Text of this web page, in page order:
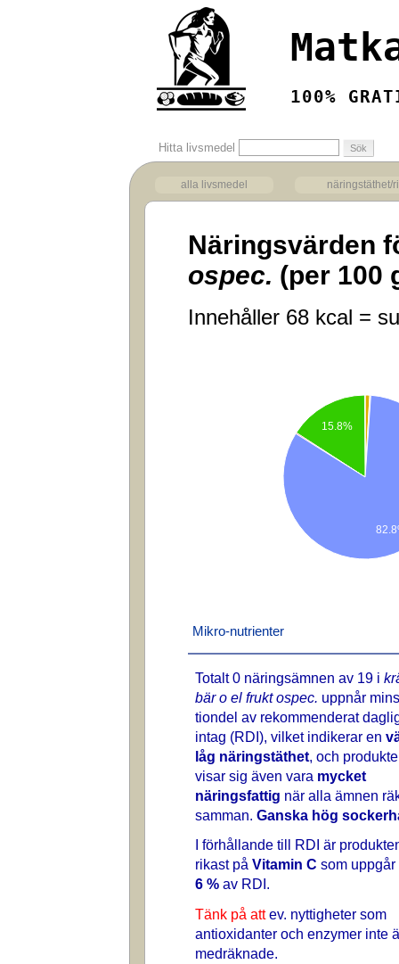
100%
Hitta livsmedel
alla livsmedel näringstäthet/
Näringsvärden
ospec. (per 100
Innehåller 68 kcal =
15.8%
Mikro-nutrienter
Totalt 0 näringsämnen av 19 i
bär o el frukt ospec. uppnår
tiondel av rekommenderat
intag (RDI), vilket indikerar en
låg näringstäthet, och
visar sig även vara mycket
näringsfattig när alla ämnen
samman. Ganska hög
I förhållande till RDI är
rikast på Vitamin C som uppgår
6 % av RDI.
Tänk på attev. nyttigheter som
antioxidanter och enzymer inte
medräknade.